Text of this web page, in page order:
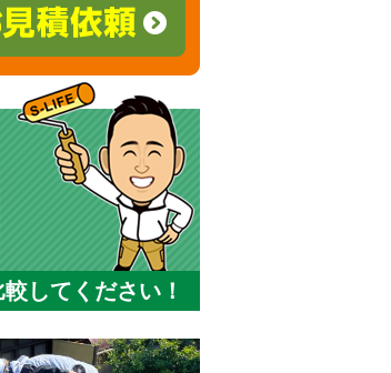
してください！